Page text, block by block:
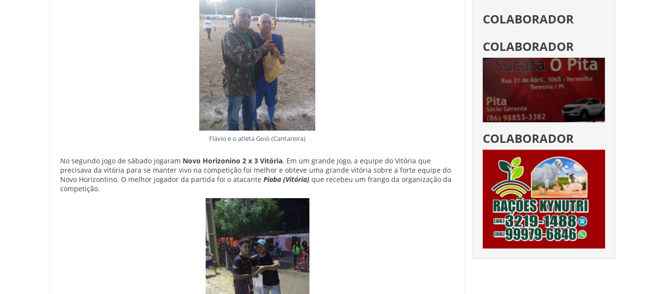
Flávio e o atleta Goió (Cantareira)
No segundo jogo de sábado jogaram Novo Horizonino 2 x 3 Vitória. Em um grande jogo, a equipe do Vitória que
precisava da vitória para se manter vivo na competição foi melhor e obteve uma grande vitória sobre a forte equipe do
Novo Horizontino. O melhor jogador da partida foi o atacante Piaba (Vitória) que recebeu um frango da organização da
competição.
COLABORADOR
COLABORADOR
COLABORADOR